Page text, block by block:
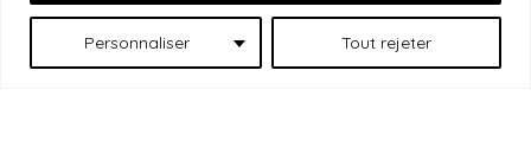
Personnaliser Tout rejeter